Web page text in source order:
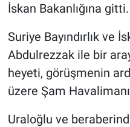
İskan Bakanlığına gitti.
Suriye Bayındırlık ve
Abdulrezzak ile bir
heyeti, görüşmenin
üzere Şam
Uraloğlu ve